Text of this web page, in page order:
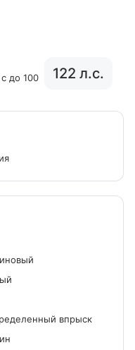
до 100
122 л.с.
впрыск